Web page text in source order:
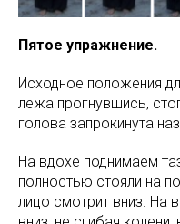
Пятое упражнение.
Исходное положения
лежа прогнувшись,
голова запрокинута
На вдохе поднимаем
полностью стояли на
лицо смотрит вниз. На